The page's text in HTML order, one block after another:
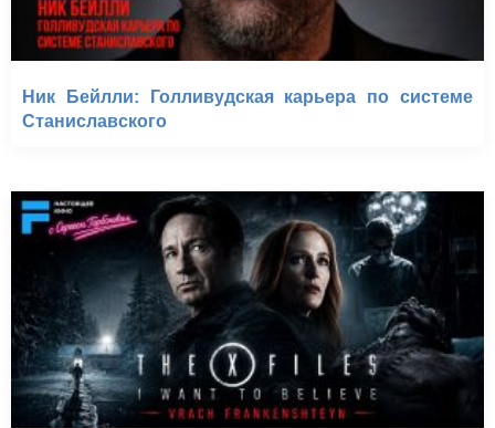
Ник Бейлли: Голливудская карьера по системе
Станиславского